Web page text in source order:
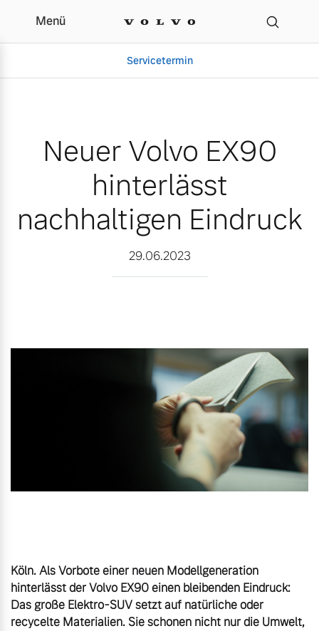
Neuer Volvo EX90
Menü
Servicetermin
Gebrauchtwagen
Aktuelle Zubehörangebote
Aktuelle Serviceangebote
Unsere News & Events
Neuer Volvo EX90
hinterlässt
nachhaltigen Eindruck
29.06.2023
Köln. Als Vorbote einer neuen Modellgeneration
hinterlässt der Volvo EX90 einen bleibenden Eindruck:
Das große Elektro-SUV setzt auf natürliche oder
recycelte Materialien. Sie schonen nicht nur die Umwelt,